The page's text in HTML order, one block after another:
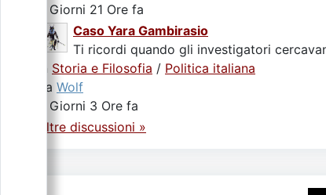
2 Giorni 21 Ore fa
Caso Yara Gambirasio
Ti ricordi quando gli investigatori
Storia e Filosofia / Politica italiana
da Wolf
4 Giorni 3 Ore fa
Altre discussioni »